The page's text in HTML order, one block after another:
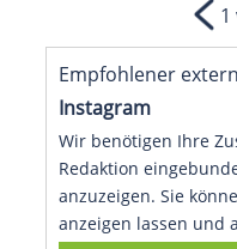
Empfohlener
Instagram
Wir benötigen Ihre
Redaktion
anzuzeigen. Sie
anzeigen lassen und
1